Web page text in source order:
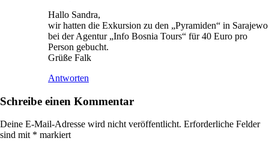
Hallo Sandra,
wir hatten die Exkursion zu den „Pyramiden“ in Sarajewo
bei der Agentur „Info Bosnia Tours“ für 40 Euro pro
Person gebucht.
Grüße Falk
Antworten
Schreibe einen Kommentar
Deine E-Mail-Adresse wird nicht veröffentlicht. Erforderliche Felder
sind mit * markiert